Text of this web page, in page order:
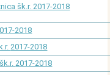
šk.r. 2017-2018
2018
2017-2018
2017-2018